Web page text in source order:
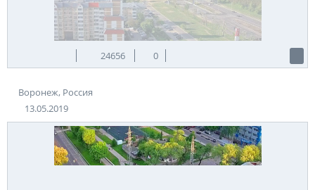
24656 0
Воронеж, Россия
13.05.2019